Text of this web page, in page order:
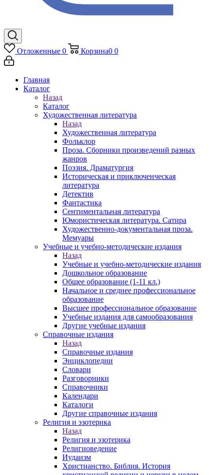
Отложенные 0 Корзина0 0
Главная
Каталог
Назад
Каталог
Художественная литература
Назад
Художественная литература
Фольклор
Проза. Сборники произведений разных
жанров
Поэзия. Драматургия
Историческая и приключенческая
литература
Детектив
Фантастика
Сентиментальная литература
Юмористическая литература. Сатира
Художественно-документальная проза.
Мемуары
Учебные и учебно-методические издания
Назад
Учебные и учебно-методические издания
Дошкольное образование
Общее образование (1-11 кл.)
Начальное и среднее профессиональное
образование
Высшее профессиональное образование
Учебные издания для самообразования
Другие учебные издания
Справочные издания
Назад
Справочные издания
Энциклопедии
Словари
Разговорники
Справочники
Календари
Каталоги
Другие справочные издания
Религия и эзотерика
Назад
Религия и эзотерика
Религиоведение
Иудаизм
Христианство. Библия. История